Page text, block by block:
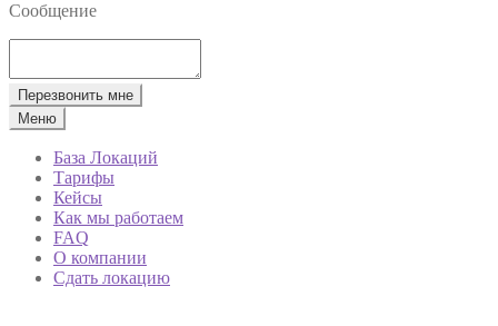
Сообщение
Перезвонить мне
Меню
База Локаций
Тарифы
Кейсы
Как мы работаем
FAQ
О компании
Сдать локацию